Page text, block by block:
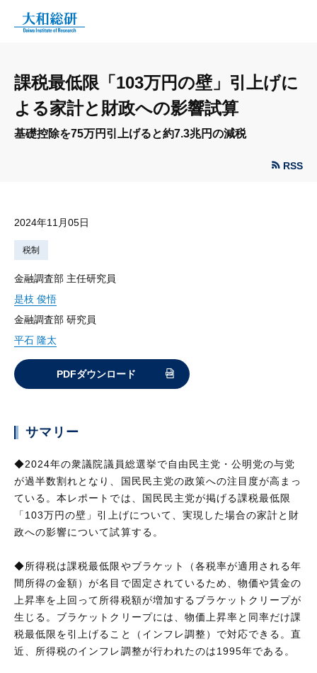
課税最低限「103万円の壁」引上げに
よる家計と財政への影響試算
基礎控除を75万円引上げると約7.3兆円の減税
RSS
2024年11月05日
税制
金融調査部 主任研究員
是枝 俊悟
金融調査部 研究員
平石 隆太
PDFダウンロード
サマリー
◆2024年の衆議院議員総選挙で自由民主党・公明党の与党
が過半数割れとなり、国民民主党の政策への注目度が高まっ
ている。本レポートでは、国民民主党が掲げる課税最低限
「103万円の壁」引上げについて、実現した場合の家計と財
政への影響について試算する。
◆所得税は課税最低限やブラケット（各税率が適用される年
間所得の金額）が名目で固定されているため、物価や賃金の
上昇率を上回って所得税額が増加するブラケットクリープが
生じる。ブラケットクリープには、物価上昇率と同率だけ課
税最低限を引上げること（インフレ調整）で対応できる。直
近、所得税のインフレ調整が行われたのは1995年である。